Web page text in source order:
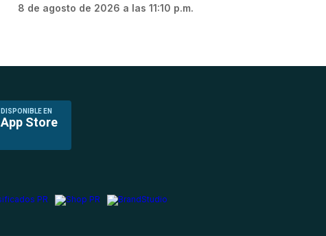
8 de agosto de 2026 a las 11:10 p.m.
DISPONIBLE EN
App Store